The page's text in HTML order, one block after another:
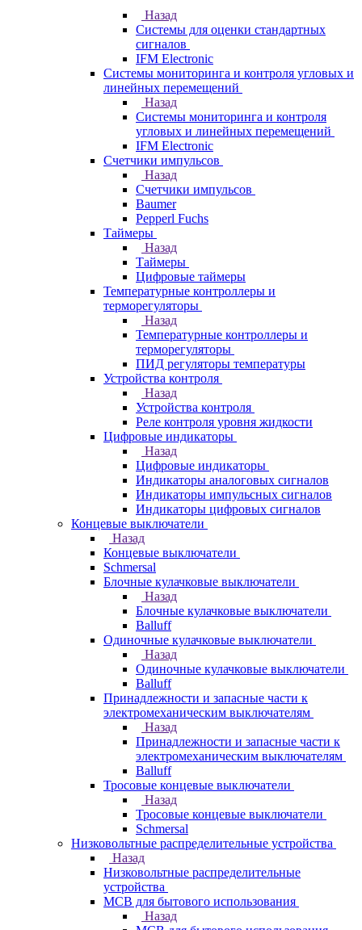
Назад
Системы для оценки стандартных
сигналов
IFM Electronic
Системы мониторинга и контроля угловых и
линейных перемещений
Назад
Системы мониторинга и контроля
угловых и линейных перемещений
IFM Electronic
Счетчики импульсов
Назад
Счетчики импульсов
Baumer
Pepperl Fuchs
Таймеры
Назад
Таймеры
Цифровые таймеры
Температурные контроллеры и
терморегуляторы
Назад
Температурные контроллеры и
терморегуляторы
ПИД регуляторы температуры
Устройства контроля
Назад
Устройства контроля
Реле контроля уровня жидкости
Цифровые индикаторы
Назад
Цифровые индикаторы
Индикаторы аналоговых сигналов
Индикаторы импульсных сигналов
Индикаторы цифровых сигналов
Концевые выключатели
Назад
Концевые выключатели
Schmersal
Блочные кулачковые выключатели
Назад
Блочные кулачковые выключатели
Balluff
Одиночные кулачковые выключатели
Назад
Одиночные кулачковые выключатели
Balluff
Принадлежности и запасные части к
электромеханическим выключателям
Назад
Принадлежности и запасные части к
электромеханическим выключателям
Balluff
Тросовые концевые выключатели
Назад
Тросовые концевые выключатели
Schmersal
Низковольтные распределительные устройства
Назад
Низковольтные распределительные
устройства
MCB для бытового использования
Назад